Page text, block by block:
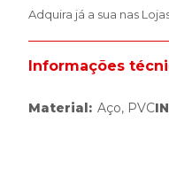
Adquira já a sua nas
Informações
Material: Aço, PVC